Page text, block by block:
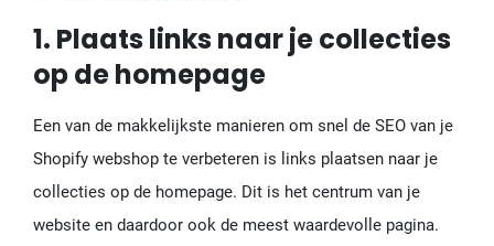
1. Plaats links naar je collecties
op de homepage
Een van de makkelijkste manieren om snel de SEO van je
Shopify webshop te verbeteren is links plaatsen naar je
collecties op de homepage. Dit is het centrum van je
website en daardoor ook de meest waardevolle pagina.